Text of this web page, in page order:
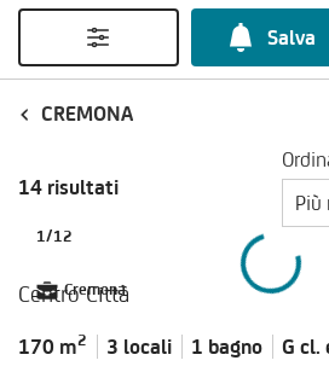
Salva
CREMONA
14 risultati
Più
Cremona
1/12
Centro Città
170 m2 3 locali 1 bagno G cl.